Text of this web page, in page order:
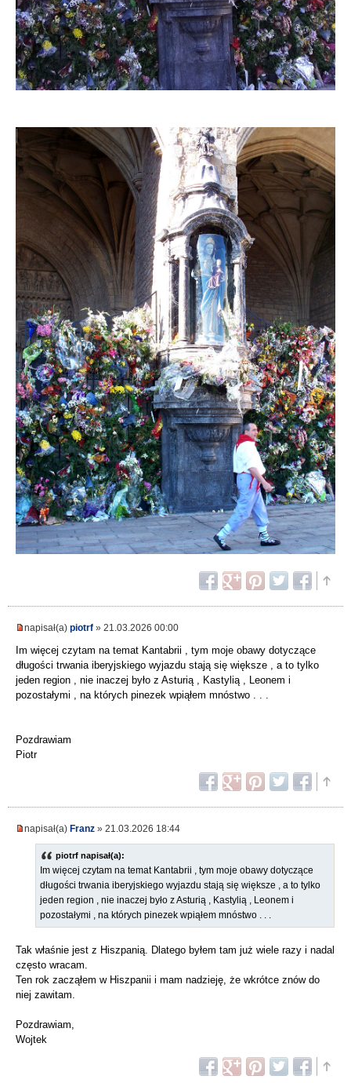
napisał(a) piotrf » 21.03.2026 00:00
Im więcej czytam na temat Kantabrii , tym moje obawy dotyczące
długości trwania iberyjskiego wyjazdu stają się większe , a to tylko
jeden region , nie inaczej było z Asturią , Kastylią , Leonem i
pozostałymi , na których pinezek wpiąłem mnóstwo . . .
Pozdrawiam
Piotr
napisał(a) Franz » 21.03.2026 18:44
piotrf napisał(a):
Im więcej czytam na temat Kantabrii , tym moje obawy dotyczące
długości trwania iberyjskiego wyjazdu stają się większe , a to tylko
jeden region , nie inaczej było z Asturią , Kastylią , Leonem i
pozostałymi , na których pinezek wpiąłem mnóstwo . . .
Tak właśnie jest z Hiszpanią. Dlatego byłem tam już wiele razy i nadal
często wracam.
Ten rok zacząłem w Hiszpanii i mam nadzieję, że wkrótce znów do
niej zawitam.
Pozdrawiam,
Wojtek